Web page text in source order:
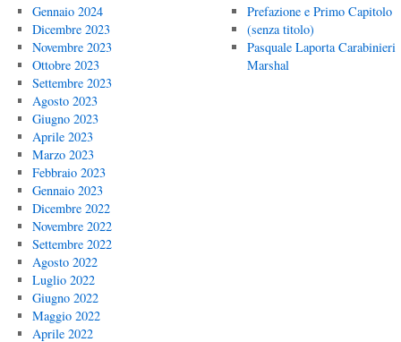
Gennaio 2024
Dicembre 2023
Novembre 2023
Ottobre 2023
Settembre 2023
Agosto 2023
Giugno 2023
Aprile 2023
Marzo 2023
Febbraio 2023
Gennaio 2023
Dicembre 2022
Novembre 2022
Settembre 2022
Agosto 2022
Luglio 2022
Giugno 2022
Maggio 2022
Aprile 2022
Prefazione e Primo Capitolo
(senza titolo)
Pasquale Laporta Carabinieri
Marshal